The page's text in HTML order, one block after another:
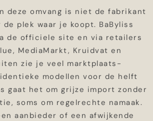
deze omvang is niet de fabrikant
plek waar je koopt. BaByliss
de officiele site en via retailers
MediaMarkt, Kruidvat en
zie je veel marktplaats-
modellen voor de helft
gaat het om grijze import zonder
soms om regelrechte namaak.
aanbieder of een afwijkende